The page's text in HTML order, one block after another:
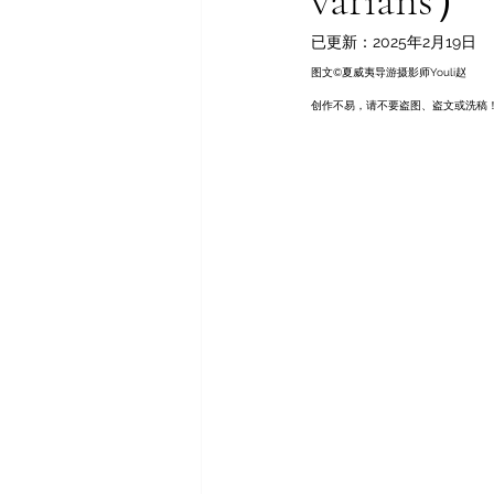
已更新： 2025年2月19日
图文©️夏威夷导游摄影师Youli赵
创作不易，请不要盗图、盗文或洗稿